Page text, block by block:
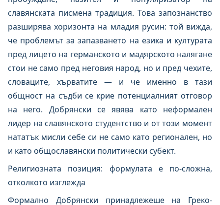
славянската писмена традиция. Това запознанство
разширява хоризонта на младия русин: той вижда,
че проблемът за запазването на езика и културата
пред лицето на германското и мадярското налягане
стои не само пред неговия народ, но и пред чехите,
словаците, хърватите — и че именно в тази
общност на съдби се крие потенциалният отговор
на него. Добрянски се явява като неформален
лидер на славянското студентство и от този момент
нататък мисли себе си не само като регионален, но
и като общославянски политически субект.
Религиозната позиция: формулата е по-сложна,
отколкото изглежда
Формално Добрянски принадлежеше на Греко-